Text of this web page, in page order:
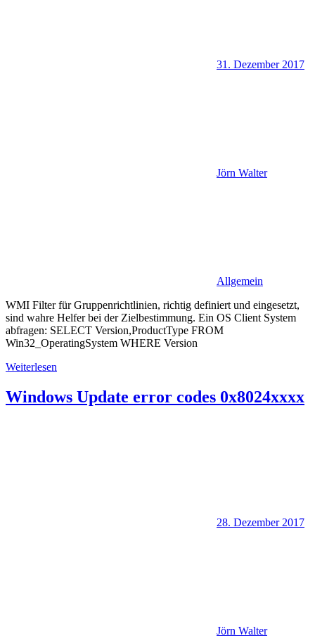
31. Dezember 2017
Jörn Walter
Allgemein
WMI Filter für Gruppenrichtlinien, richtig definiert und eingesetzt,
sind wahre Helfer bei der Zielbestimmung. Ein OS Client System
abfragen: SELECT Version,ProductType FROM
Win32_OperatingSystem WHERE Version
Weiterlesen
Windows Update error codes 0x8024xxxx
28. Dezember 2017
Jörn Walter